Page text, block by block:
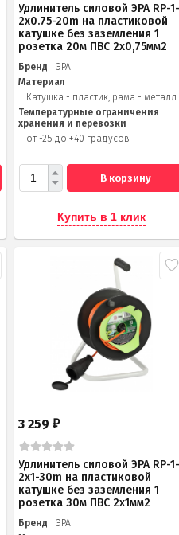
Удлинитель силовой ЭРА RP-
2x0.75-20m на пластиковой
катушке без заземления 1
розетка 20м ПВС 2х0,75мм2
Бренд
ЭРА
Материал
Катушка - пластик, рама - металл
Температурные ограничения
хранения и перевозки
от -25 до +40 градусов
В корзину
Купить в 1 клик
3 259₽
Удлинитель силовой ЭРА RP-
2x1-30m на пластиковой
катушке без заземления 1
розетка 30м ПВС 2x1мм2
Бренд
ЭРА